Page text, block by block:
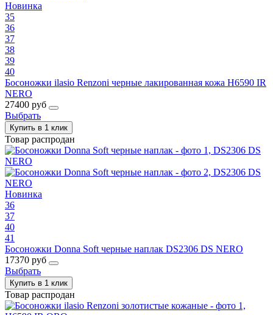
Новинка
35
36
37
38
39
40
Босоножки ilasio Renzoni черные лакированная кожа H6590 IR
NERO
27400 руб
Выбрать
Купить в 1 клик
Товар распродан
Новинка
36
37
40
41
Босоножки Donna Soft черные наплак DS2306 DS NERO
17370 руб
Выбрать
Купить в 1 клик
Товар распродан